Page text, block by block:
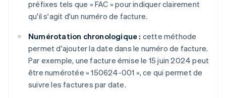
préfixes tels que « FAC » pour indiquer clairement
qu'il s'agit d'un numéro de facture.
Numérotation chronologique : cette méthode
permet d'ajouter la date dans le numéro de facture.
Par exemple, une facture émise le 15 juin 2024 peut
être numérotée « 150624-001 », ce qui permet de
suivre les factures par date.